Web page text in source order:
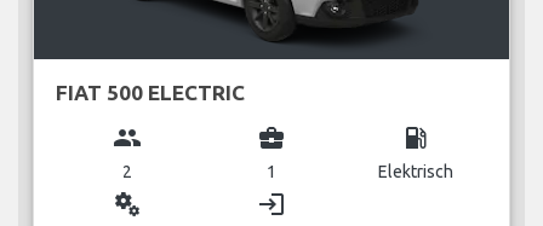
FIAT 500 ELECTRIC
group
2
business_center
1
local_gas_station
Elektrisch
miscellaneous_services login